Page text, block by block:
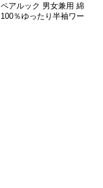
ペアルック 男女兼用 綿
100％ゆったり半袖ワー